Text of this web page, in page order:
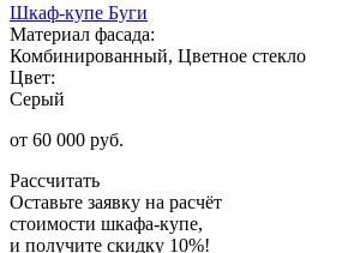
Шкаф-купе Буги
Материал фасада:
Комбинированный, Цветное стекло
Цвет:
Серый
от 60 000 руб.
Рассчитать
Оставьте заявку на расчёт
стоимости шкафа-купе,
и получите скидку 10%!